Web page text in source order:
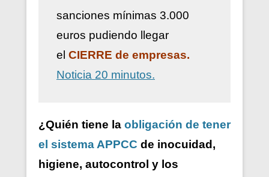
sanciones mínimas 3.000
euros pudiendo llegar
el CIERRE de empresas.
Noticia 20 minutos.
¿Quién tiene la obligación de tener
el sistema APPCC de inocuidad,
higiene, autocontrol y los